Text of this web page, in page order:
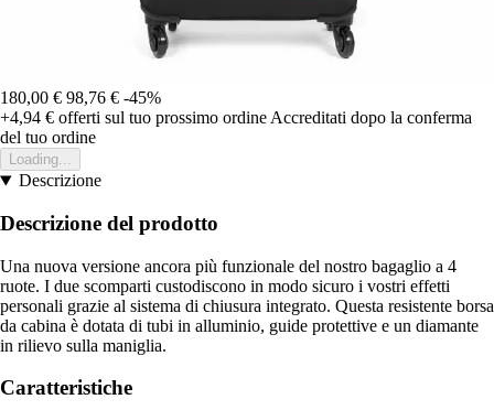
180,00 € 98,76 € -45%
+4,94 € offerti sul tuo prossimo ordine Accreditati dopo la conferma
del tuo ordine
Loading...
Descrizione
Descrizione del prodotto
Una nuova versione ancora più funzionale del nostro bagaglio a 4
ruote. I due scomparti custodiscono in modo sicuro i vostri effetti
personali grazie al sistema di chiusura integrato. Questa resistente borsa
da cabina è dotata di tubi in alluminio, guide protettive e un diamante
in rilievo sulla maniglia.
Caratteristiche